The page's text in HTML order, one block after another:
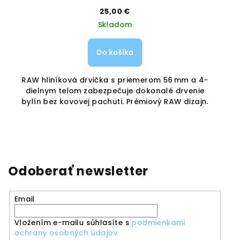
25,00 €
Skladom
Do košíka
RAW hliníková drvička s priemerom 56 mm a 4-
dielnym telom zabezpečuje dokonalé drvenie
bylín bez kovovej pachuti. Prémiový RAW dizajn.
Odoberať newsletter
Email
Vložením e-mailu súhlasíte s podmienkami
ochrany osobných údajov